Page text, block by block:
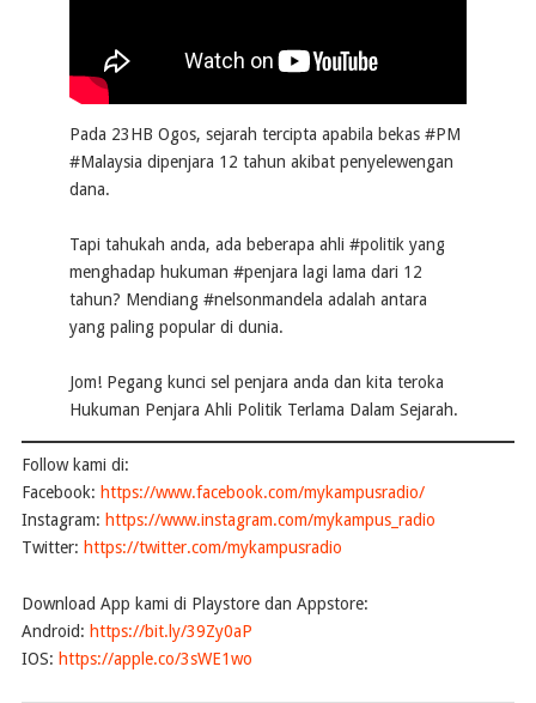
Pada 23HB Ogos, sejarah tercipta apabila bekas #PM
#Malaysia dipenjara 12 tahun akibat penyelewengan
dana.
Tapi tahukah anda, ada beberapa ahli #politik yang
menghadap hukuman #penjara lagi lama dari 12
tahun? Mendiang #nelsonmandela adalah antara
yang paling popular di dunia.
Jom! Pegang kunci sel penjara anda dan kita teroka
Hukuman Penjara Ahli Politik Terlama Dalam Sejarah.
Follow kami di:
Facebook: https://www.facebook.com/mykampusradio/
Instagram: https://www.instagram.com/mykampus_radio
Twitter: https://twitter.com/mykampusradio
Download App kami di Playstore dan Appstore:
Android: https://bit.ly/39Zy0aP
IOS: https://apple.co/3sWE1wo